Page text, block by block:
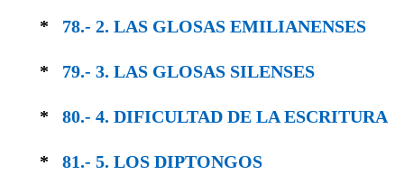
* 78.- 2. LAS GLOSAS EMILIANENSES
* 79.- 3. LAS GLOSAS SILENSES
* 80.- 4. DIFICULTAD DE LA ESCRITURA
* 81.- 5. LOS DIPTONGOS